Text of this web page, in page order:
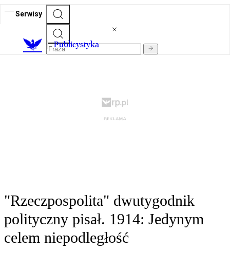
Serwisy
Publicystyka
"Rzeczpospolita" dwutygodnik
polityczny pisał. 1914: Jedynym
celem niepodległość